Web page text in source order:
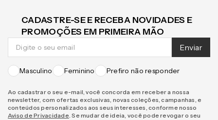
CADASTRE-SE E RECEBA NOVIDADES E
PROMOÇÕES EM PRIMEIRA MÃO
Enviar
Masculino Feminino Prefiro não responder
Ao cadastrar o seu e-mail, você concorda em receber a nossa
newsletter, com ofertas exclusivas, novas coleções, campanhas, e
conteúdos personalizados aos seus interesses, conforme nosso
Aviso de Privacidade . Se mudar de ideia, você pode revogar o seu